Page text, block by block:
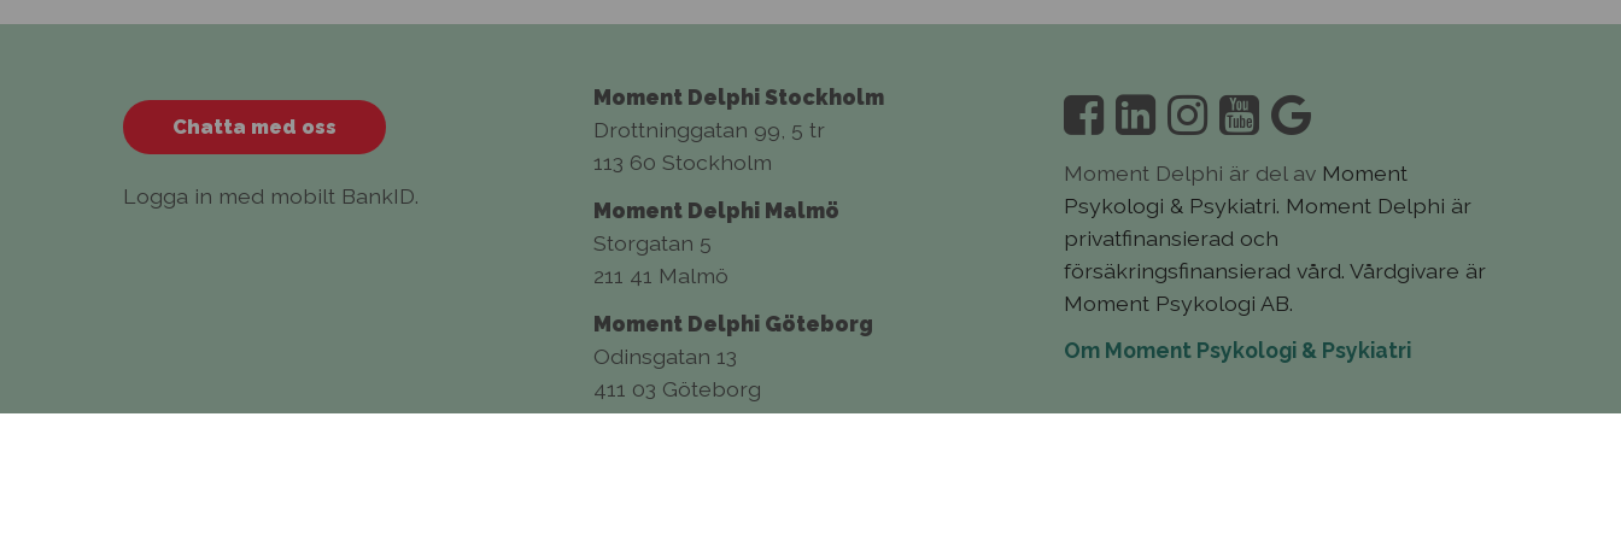
Chatta med oss
Logga in med mobilt BankID.
Moment Delphi Stockholm
Drottninggatan 99, 5 tr
113 60 Stockholm
Moment Delphi Malmö
Storgatan 5
211 41 Malmö
Moment Delphi Göteborg
Odinsgatan 13
411 03 Göteborg
Moment Delphi är del av Moment
Psykologi & Psykiatri. Moment Delphi är
privatfinansierad och
försäkringsfinansierad vård. Vårdgivare är
Moment Psykologi AB.
Om Moment Psykologi & Psykiatri